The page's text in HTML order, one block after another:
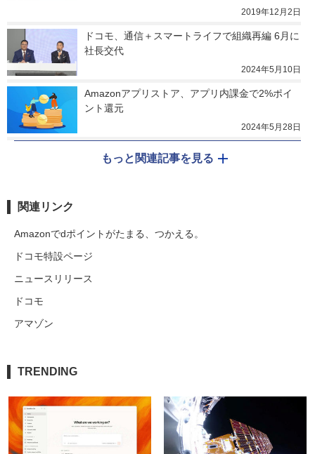
2019年12月2日
ドコモ、通信＋スマートライフで組織再編 6月に
社長交代
2024年5月10日
Amazonアプリストア、アプリ内課金で2%ポイ
ント還元
2024年5月28日
もっと関連記事を見る
関連リンク
Amazonでdポイントがたまる、つかえる。
ドコモ特設ページ
ニュースリリース
ドコモ
アマゾン
TRENDING